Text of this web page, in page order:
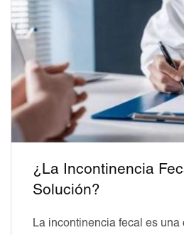
¿La Incontinencia
Solución?
La incontinencia fecal es una